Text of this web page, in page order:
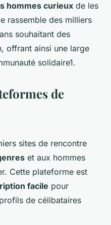
hommes curieux de les
rassemble des milliers
souhaitant des
offrant ainsi une large
solidaire1.
de
sites de rencontre
et aux hommes
Cette plateforme est
facile pour
de célibataires